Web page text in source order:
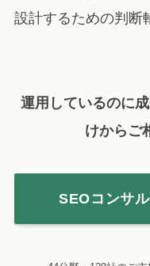
設計するための判断
運用しているのに
けからご
SEOコンサ